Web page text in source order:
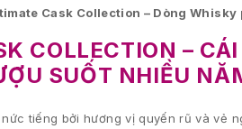
Cask Collection – Dòng
COLLECTION –
SUỐT NHIỀU
tiếng bởi hương vị quyến rũ và vẻ